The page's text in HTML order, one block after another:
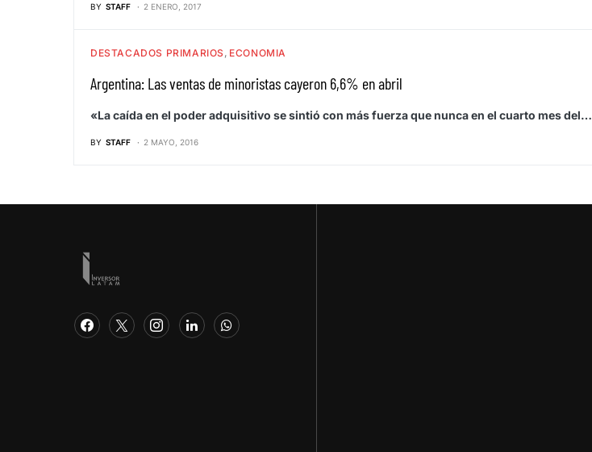
BY STAFF 2 ENERO, 2017
DESTACADOS PRIMARIOS ECONOMIA
Argentina: Las ventas de minoristas cayeron 6,6% en abril
«La caída en el poder adquisitivo se sintió con más fuerza que nunca en el cuarto mes del…
BY STAFF 2 MAYO, 2016